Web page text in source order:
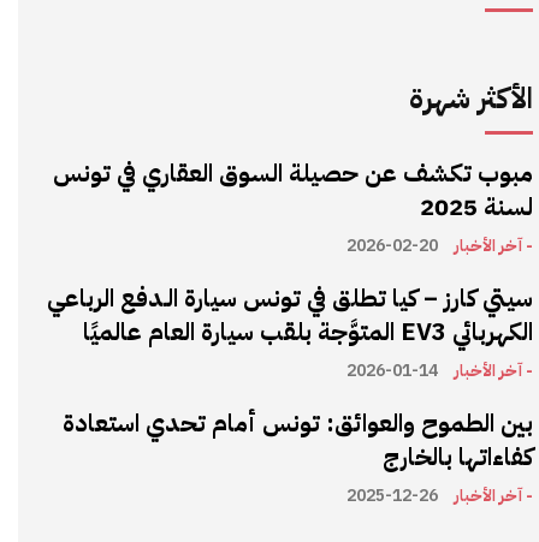
الأكثر شهرة
مبوب تكشف عن حصيلة السوق العقاري في تونس
لسنة 2025
- آخر الأخبار 2026-02-20
سيتي كارز – كيا تطلق في تونس سيارة الـدفع الرباعي
الكهربائي EV3 المتوَّجة بلقب سيارة العام عالميًا
- آخر الأخبار 2026-01-14
بين الطموح والعوائق: تونس أمام تحدي استعادة
كفاءاتها بالخارج
- آخر الأخبار 2025-12-26